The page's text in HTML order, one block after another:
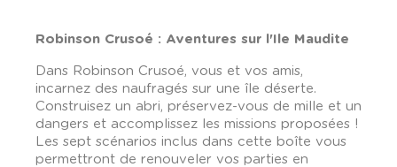
Robinson Crusoé : Aventures sur l'Ile Maudite
Dans Robinson Crusoé, vous et vos amis,
incarnez des naufragés sur une île déserte.
Construisez un abri, préservez-vous de mille et un
dangers et accomplissez les missions proposées !
Les sept scénarios inclus dans cette boîte vous
permettront de renouveler vos parties en